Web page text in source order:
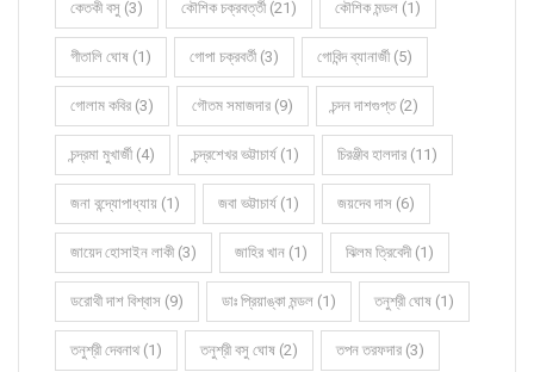
কেতকী বসু (3) কৌশিক চক্রবর্ত্তী (21) কৌশিক মন্ডল (1)
গীতালি ঘোষ (1) গোপা চক্রবর্তী (3) গোবিন্দ ব্যানার্জী (5)
গোলাম কবির (3) গৌতম সমাজদার (9) চন্দন দাশগুপ্ত (2)
চন্দ্রমা মুখার্জী (4) চন্দ্রশেখর ভট্টাচার্য (1) চিরঞ্জীব হালদার (11)
জনা বন্দ্যোপাধ্যায় (1) জবা ভট্টাচার্য (1) জয়দেব দাস (6)
জায়েদ হোসাইন লাকী (3) জাহির খান (1) ঝিলম ত্রিবেদী (1)
ডরোথী দাশ বিশ্বাস (9) ডাঃ প্রিয়াঙ্কা মন্ডল (1) তনুশ্রী ঘোষ (1)
তনুশ্রী দেবনাথ (1) তনুশ্রী বসু ঘোষ (2) তপন তরফদার (3)